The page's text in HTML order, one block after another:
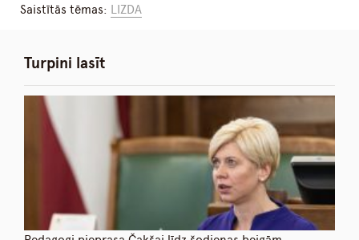
Saistītās tēmas: LIZDA
Turpini lasīt